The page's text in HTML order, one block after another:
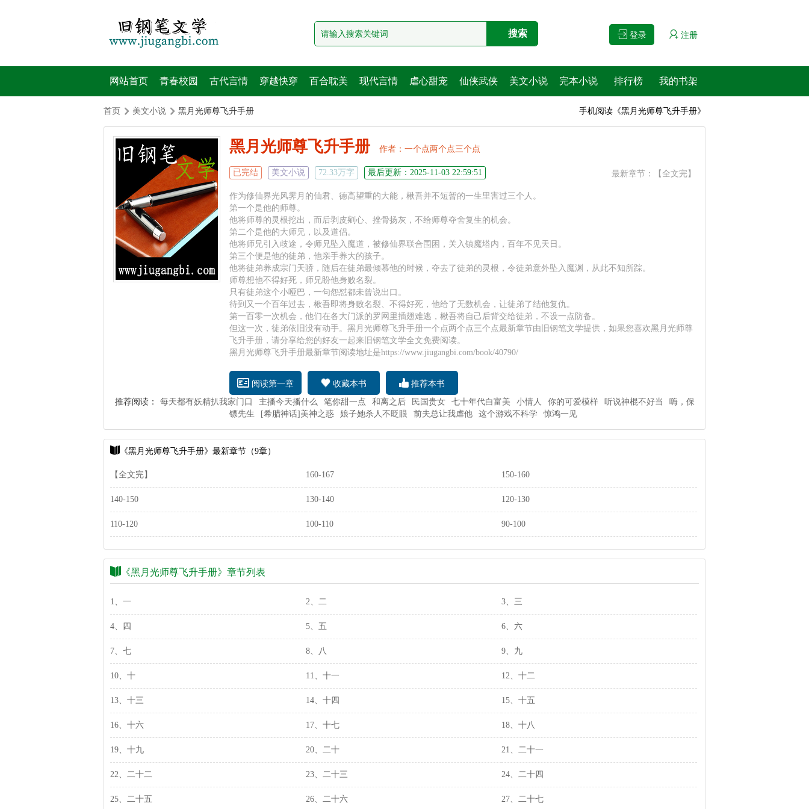
登录 注册
网站首页 青春校园 古代言情 穿越快穿 百合耽美 现代言情 虐心甜宠 仙侠武侠 美文小说 完本小说 排行榜 我的书架
首页 美文小说 黑月光师尊飞升手册 手机阅读《黑月光师尊飞升手册》
黑月光师尊飞升手册 作者： 一个点两个点三个点
已完结 美文小说 72.33万字 最后更新：2025-11-03 22:59:51 最新章节： 【全文完】
作为修仙界光风霁月的仙君、德高望重的大能，楸吾并不短暂的一生里害过三个人。
第一个是他的师尊。
他将师尊的灵根挖出，而后剥皮剜心、挫骨扬灰，不给师尊夺舍复生的机会。
第二个是他的大师兄，以及道侣。
他将师兄引入歧途，令师兄坠入魔道，被修仙界联合围困，关入镇魔塔内，百年不见天日。
第三个便是他的徒弟，他亲手养大的孩子。
他将徒弟养成宗门天骄，随后在徒弟最倾慕他的时候，夺去了徒弟的灵根，令徒弟意外坠入魔渊，从此不知所踪。
师尊想他不得好死，师兄盼他身败名裂。
只有徒弟这个小哑巴，一句怨怼都未曾说出口。
待到又一个百年过去，楸吾即将身败名裂、不得好死，他给了无数机会，让徒弟了结他复仇。
第一百零一次机会，他们在各大门派的罗网里插翅难逃，楸吾将自己后背交给徒弟，不设一点防备。
但这一次，徒弟依旧没有动手。黑月光师尊飞升手册一个点两个点三个点最新章节由旧钢笔文学提供，如果您喜欢黑月光师尊
飞升手册，请分享给您的好友一起来旧钢笔文学全文免费阅读。
黑月光师尊飞升手册最新章节阅读地址是https://www.jiugangbi.com/book/40790/
阅读第一章 收藏本书
推荐本书
推荐阅读：
每天都有妖精扒我家门口 主播今天播什么 笔你甜一点 和离之后 民国贵女 七十年代白富美 小情人 你的可爱模样 听说神棍不好当
嗨，保
镖先生
[希腊神话]美神之惑 娘子她杀人不眨眼 前夫总让我虐他 这个游戏不科学 惊鸿一见
《黑月光师尊飞升手册》最新章节（9章）
【全文完】 160-167 150-160
140-150 130-140 120-130
110-120 100-110 90-100
《黑月光师尊飞升手册》章节列表
1、一 2、二 3、三
4、四 5、五 6、六
7、七 8、八 9、九
10、十 11、十一 12、十二
13、十三 14、十四 15、十五
16、十六 17、十七 18、十八
19、十九 20、二十 21、二十一
22、二十二 23、二十三 24、二十四
25、二十五 26、二十六 27、二十七